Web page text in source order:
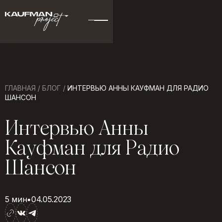
ГЛАВНАЯ / БЛОГ / ИНТЕРВЬЮ АННЫ КАУФМАН ДЛЯ РАДИО
ШАНСОН
Интервью Анны
Кауфман для Радио
Шансон
5 мин•04.05.2023